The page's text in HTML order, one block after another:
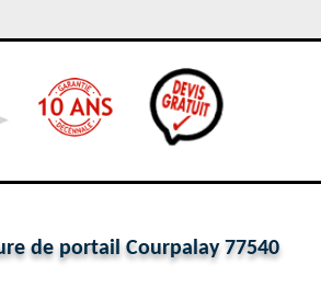
de portail Courpalay 77540